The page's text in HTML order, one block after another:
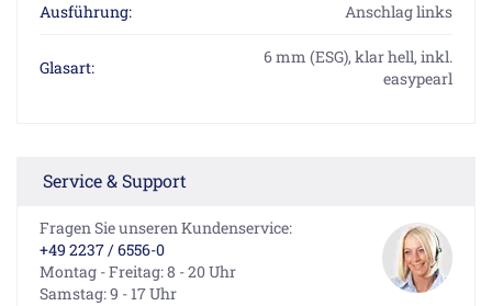
Ausführung: Anschlag links
Glasart:
6 mm (ESG), klar hell, inkl.
easypearl
Service & Support
Fragen Sie unseren Kundenservice:
+49 2237 / 6556-0
Montag - Freitag: 8 - 20 Uhr
Samstag: 9 - 17 Uhr